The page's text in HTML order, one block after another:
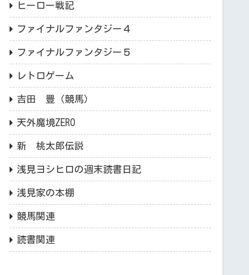
ヒーロー戦記
ファイナルファンタジー４
ファイナルファンタジー５
レトロゲーム
吉田 豊（競馬）
天外魔境ZERO
新 桃太郎伝説
浅見ヨシヒロの週末読書日記
浅見家の本棚
競馬関連
読書関連